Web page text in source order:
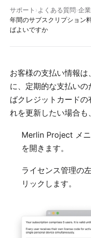
サポート › よくある質問›企
年間のサブスクリプション
ばよいですか
お客様の支払い情報
に、定期的な支払いの
ばクレジットカード
れを更新したい場合も
Merlin Project メ
を開きます。
ライセンス管理の
リックします。